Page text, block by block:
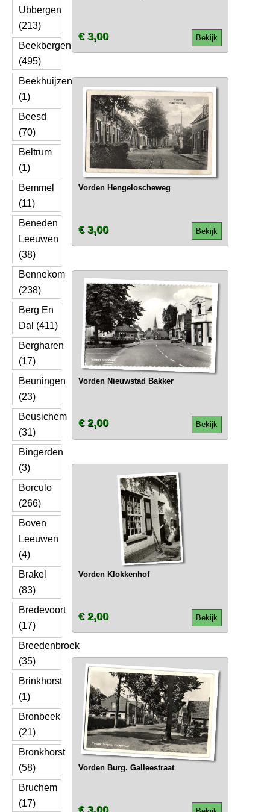
Ubbergen
(213)
Beekbergen
(495)
Beekhuijzen
(1)
Beesd
(70)
Beltrum
(1)
Bemmel
(11)
Beneden
Leeuwen
(38)
Bennekom
(238)
Berg En
Dal (411)
Bergharen
(17)
Beuningen
(23)
Beusichem
(31)
Bingerden
(3)
Borculo
(266)
Boven
Leeuwen
(4)
Brakel
(83)
Bredevoort
(17)
Breedenbroek
(35)
Brinkhorst
(1)
Bronbeek
(21)
Bronkhorst
(58)
Bruchem
(17)
Bekijk
€ 3,00
Vorden Hengeloscheweg
Bekijk
€ 3,00
Vorden Nieuwstad Bakker
Bekijk
€ 2,00
Vorden Klokkenhof
Bekijk
€ 2,00
Vorden Burg. Galleestraat
€ 3,00